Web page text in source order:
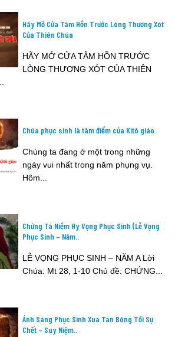
Hãy Mở Cửa Tâm Hồn Trước Lòng Thương Xót
Của Thiên Chúa
HÃY MỞ CỬA TÂM HỒN TRƯỚC
LÒNG THƯƠNG XÓT CỦA THIÊN
Chúa phục sinh là tâm điểm của Kitô giáo
Chúng ta đang ở một trong những
ngày vui nhất trong năm phụng vụ.
Hôm...
Chứng Tá Niềm Hy Vọng Phục Sinh (Lễ Vọng
Phục Sinh – Năm..
LỄ VỌNG PHỤC SINH – NĂM A Lời
Chúa: Mt 28, 1-10 Chủ đề: CHỨNG...
Ánh Sáng Phục Sinh Xua Tan Bóng Tối Sự
Chết – Suy Niệm..